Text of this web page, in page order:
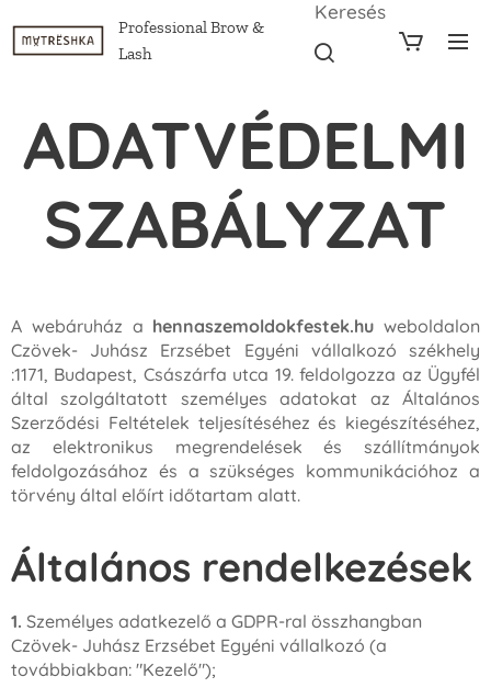
Professional Brow &
Lash
Keresés
ADATVÉDELMI
SZABÁLYZAT
A webáruház a hennaszemoldokfestek.hu weboldalon
Czövek- Juhász Erzsébet Egyéni vállalkozó székhely
:1171, Budapest, Császárfa utca 19. feldolgozza az Ügyfél
által szolgáltatott személyes adatokat az Általános
Szerződési Feltételek teljesítéséhez és kiegészítéséhez,
az elektronikus megrendelések és szállítmányok
feldolgozásához és a szükséges kommunikációhoz a
törvény által előírt időtartam alatt.
Általános rendelkezések
1. Személyes adatkezelő a GDPR-ral összhangban
Czövek- Juhász Erzsébet Egyéni vállalkozó (a
továbbiakban: "Kezelő");